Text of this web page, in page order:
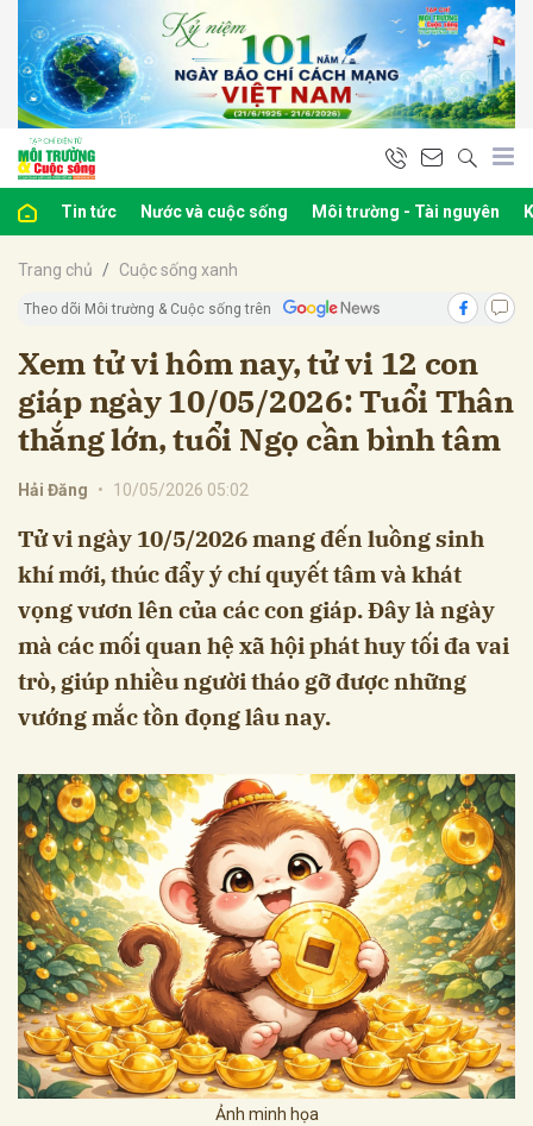
Tin tức Nước và cuộc sống Môi trường - Tài nguyên
Trang chủ Cuộc sống xanh
Theo dõi Môi trường & Cuộc sống trên
Xem tử vi hôm nay, tử vi 12 con
giáp ngày 10/05/2026: Tuổi Thân
thắng lớn, tuổi Ngọ cần bình tâm
Hải Đăng • 10/05/2026 05:02
Tử vi ngày 10/5/2026 mang đến luồng sinh
khí mới, thúc đẩy ý chí quyết tâm và khát
vọng vươn lên của các con giáp. Đây là ngày
mà các mối quan hệ xã hội phát huy tối đa vai
trò, giúp nhiều người tháo gỡ được những
vướng mắc tồn đọng lâu nay.
Ảnh minh họa
luận
Hủy